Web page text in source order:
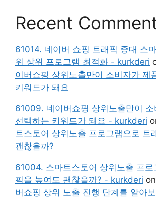
Recent
61014. 네이버 쇼핑 트래픽 증대 스
위 상위 프로그램 최적화 - kurkderi
이버쇼핑 상위노출만이 소비자가 제
키워드가 돼요
61009. 네이버쇼핑 상위노출만이 소
선택하는 키워드가 돼요 - kurkderi
트스토어 상위노출 프로그램으로 트
괜찮을까?
61004. 스마트스토어 상위노출 프로
픽을 높여도 괜찮을까? - kurkderi on
버쇼핑 상위 노출 진행 단계를 알아